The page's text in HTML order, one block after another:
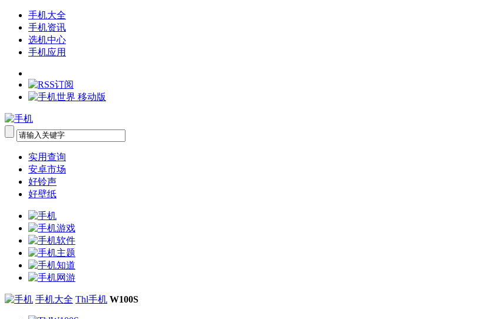
手机大全
手机资讯
选机中心
手机应用
实用查询
安卓市场
好铃声
好壁纸
手机大全 Thl手机 W100S